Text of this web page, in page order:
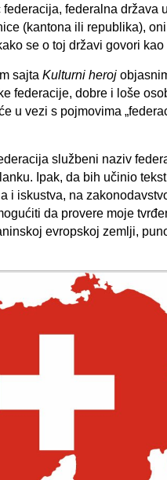
federalna država
(kantona ili republika),
se o toj državi govori
sajta Kulturni heroj
federacije, dobre i loše
u vezi s pojmovima
službeni naziv
Ipak, da bih učinio
i iskustva, na
da provere moje
evropskoj zemlji,